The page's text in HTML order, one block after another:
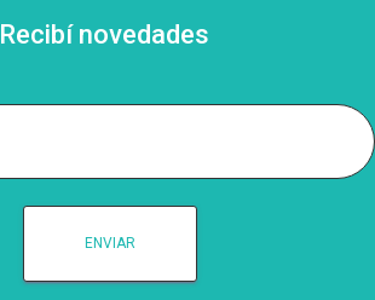
Recibí novedades